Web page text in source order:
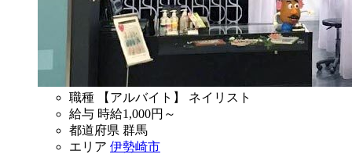
職種
【アルバイト】 ネイリスト
給与 時給1,000円～
都道府県 群馬
エリア 伊勢崎市